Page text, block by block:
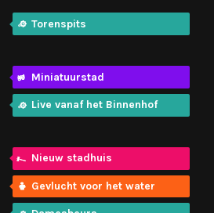
Torenspits
Miniatuurstad
Live vanaf het Binnenhof
Nieuw stadhuis
Gevlucht voor het water